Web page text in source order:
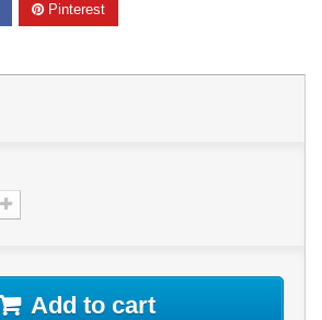
Pinterest
Add to cart